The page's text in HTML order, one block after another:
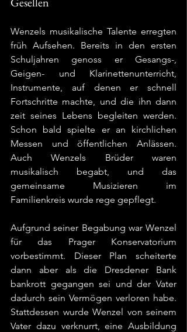
Wenzels musikalische Talente erregten
früh Aufsehen. Bereits in den ersten
Schuljahren genoss er Gesangs-,
Geigen- und Klarinettenunterricht,
Instrumente, auf denen er schnell
Fortschritte machte, und die ihn dann
zeit seines Lebens begleiten werden.
Schon bald spielte er an kirchlichen
Messen und öffentlichen Anlässen.
Auch Wenzels Brüder waren
musikalisch begabt, und das
gemeinsame Musizieren im
Familienkreis wurde rege gepflegt.
Aufgrund seiner Begabung war Wenzel
für das Prager Konservatorium
vorbestimmt. Dieser Plan scheiterte
dann aber als die Dresdener Bank
bankrott gegangen sei und der Vater
dadurch sein Vermögen verloren habe.
Stattdessen wurde Wenzel von seinem
Vater dazu verknurrt, eine Ausbildung